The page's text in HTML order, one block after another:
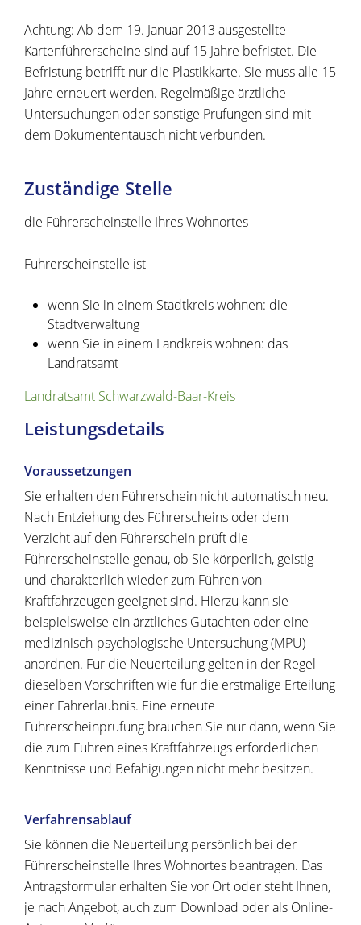
Achtung: Ab dem 19. Januar 2013 ausgestellte
Kartenführerscheine sind auf 15 Jahre befristet. Die
Befristung betrifft nur die Plastikkarte. Sie muss alle 15
Jahre erneuert werden. Regelmäßige ärztliche
Untersuchungen oder sonstige Prüfungen sind mit
dem Dokumententausch nicht verbunden.
Zuständige Stelle
die Führerscheinstelle Ihres Wohnortes
Führerscheinstelle ist
wenn Sie in einem Stadtkreis wohnen: die
Stadtverwaltung
wenn Sie in einem Landkreis wohnen: das
Landratsamt
Landratsamt Schwarzwald-Baar-Kreis
Leistungsdetails
Voraussetzungen
Sie erhalten den Führerschein nicht automatisch neu.
Nach Entziehung des Führerscheins oder dem
Verzicht auf den Führerschein prüft die
Führerscheinstelle genau, ob Sie körperlich, geistig
und charakterlich wieder zum Führen von
Kraftfahrzeugen geeignet sind. Hierzu kann sie
beispielsweise ein ärztliches Gutachten oder eine
medizinisch-psychologische Untersuchung (MPU)
anordnen. Für die Neuerteilung gelten in der Regel
dieselben Vorschriften wie für die erstmalige Erteilung
einer Fahrerlaubnis. Eine erneute
Führerscheinprüfung brauchen Sie nur dann, wenn Sie
die zum Führen eines Kraftfahrzeugs erforderlichen
Kenntnisse und Befähigungen nicht mehr besitzen.
Verfahrensablauf
Sie können die Neuerteilung persönlich bei der
Führerscheinstelle Ihres Wohnortes beantragen. Das
Antragsformular erhalten Sie vor Ort oder steht Ihnen,
je nach Angebot, auch zum Download oder als Online-